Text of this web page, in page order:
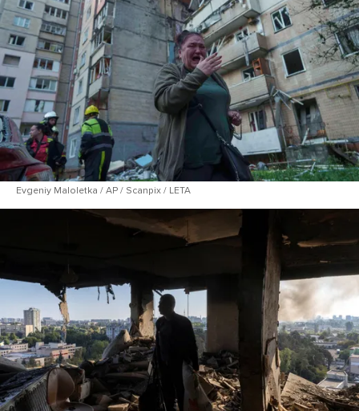
Evgeniy Maloletka / AP / Scanpix / LETA